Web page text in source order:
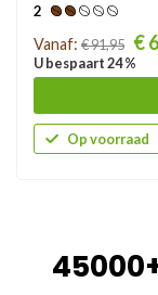
2
Prijs
Vanaf: € 91,95 €
U bespaart 24 %
Op voorraad